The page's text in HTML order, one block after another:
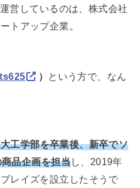
営しているのは、株式会社
トアップ企業。
）
という方で、なん
工学部を卒業後、新卒でソ
品企画を担当し、2019年
レイズを設立したそうで